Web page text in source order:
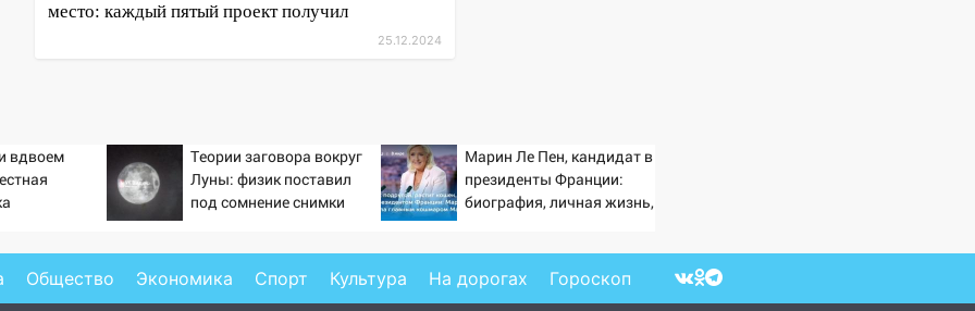
место: каждый пятый проект получил
25.12.2024
вдвоем
Теории заговора вокруг
Луны: физик поставил
под сомнение снимки
Марин Ле Пен, кандидат в
президенты Франции:
биография, личная жизнь,
выборы президента
Франции 2027, последние
Общество Экономика Спорт Культура На дорогах Гороскоп